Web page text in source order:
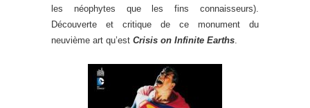
les néophytes que les fins connaisseurs).
Découverte et critique de ce monument du
neuvième art qu’est Crisis on Infinite Earths.